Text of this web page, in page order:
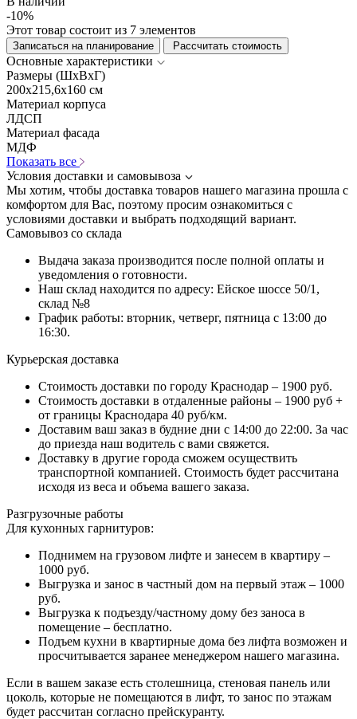
-10%
Этот товар состоит из 7 элементов
Записаться на планирование Рассчитать стоимость
Основные характеристики
Размеры (ШхВхГ)
200x215,6x160 см
Материал корпуса
ЛДСП
Материал фасада
МДФ
Показать все
Условия доставки и самовывоза
Мы хотим, чтобы доставка товаров нашего магазина прошла с
комфортом для Вас, поэтому просим ознакомиться с
условиями доставки и выбрать подходящий вариант.
Самовывоз со склада
Выдача заказа производится после полной оплаты и
уведомления о готовности.
Наш склад находится по адресу: Ейское шоссе 50/1,
склад №8
График работы: вторник, четверг, пятница с 13:00 до
16:30.
Курьерская доставка
Стоимость доставки по городу Краснодар – 1900 руб.
Стоимость доставки в отдаленные районы – 1900 руб +
от границы Краснодара 40 руб/км.
Доставим ваш заказ в будние дни с 14:00 до 22:00. За час
до приезда наш водитель с вами свяжется.
Доставку в другие города сможем осуществить
транспортной компанией. Стоимость будет рассчитана
исходя из веса и объема вашего заказа.
Разгрузочные работы
Для кухонных гарнитуров:
Поднимем на грузовом лифте и занесем в квартиру –
1000 руб.
Выгрузка и занос в частный дом на первый этаж – 1000
руб.
Выгрузка к подъезду/частному дому без заноса в
помещение – бесплатно.
Подъем кухни в квартирные дома без лифта возможен и
просчитывается заранее менеджером нашего магазина.
Если в вашем заказе есть столешница, стеновая панель или
цоколь, которые не помещаются в лифт, то занос по этажам
будет рассчитан согласно прейскуранту.